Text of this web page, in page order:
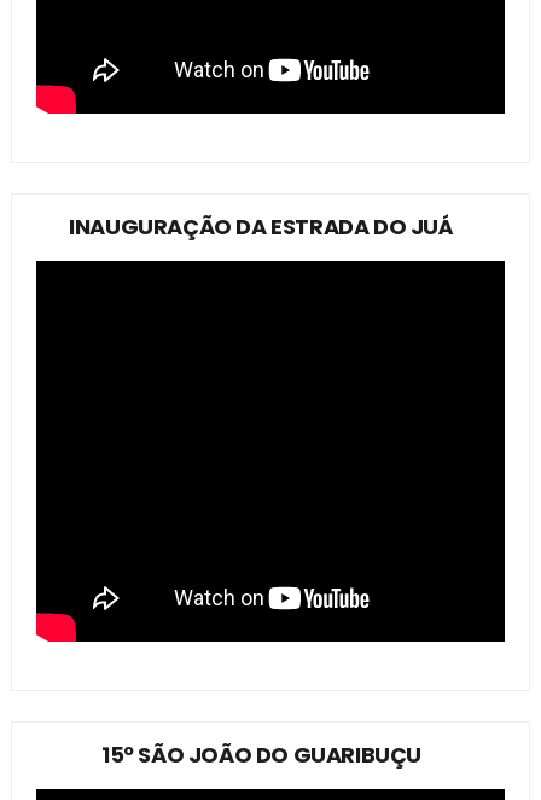
INAUGURAÇÃO DA ESTRADA DO JUÁ
15º SÃO JOÃO DO GUARIBUÇU